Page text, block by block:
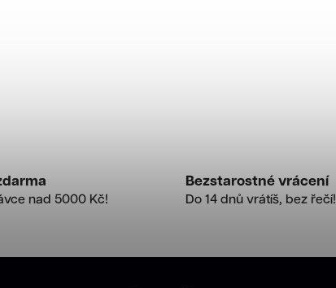
nad 5000 Kč!
Bezstarostné vrácení
Do 14 dnů vrátíš, bez řečí!